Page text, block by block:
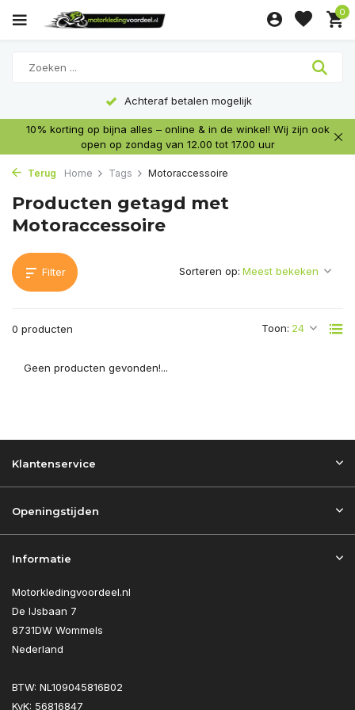
0
Achteraf betalen mogelijk
10% korting op bijna alles – online & in de winkel! Wij zijn ook
open op zondag van 12.00 tot 17.00 uur
Terug Home Tags Motoraccessoire
Producten getagd met
Motoraccessoire
Filter
0 producten Toon:
Sorteren op:
Geen producten gevonden!...
Klantenservice
Openingstijden
Informatie
Motorkledingvoordeel.nl
De IJsbaan 7
8731DW Wommels
Nederland
BTW: NL109045816B02
KvK: 56816847